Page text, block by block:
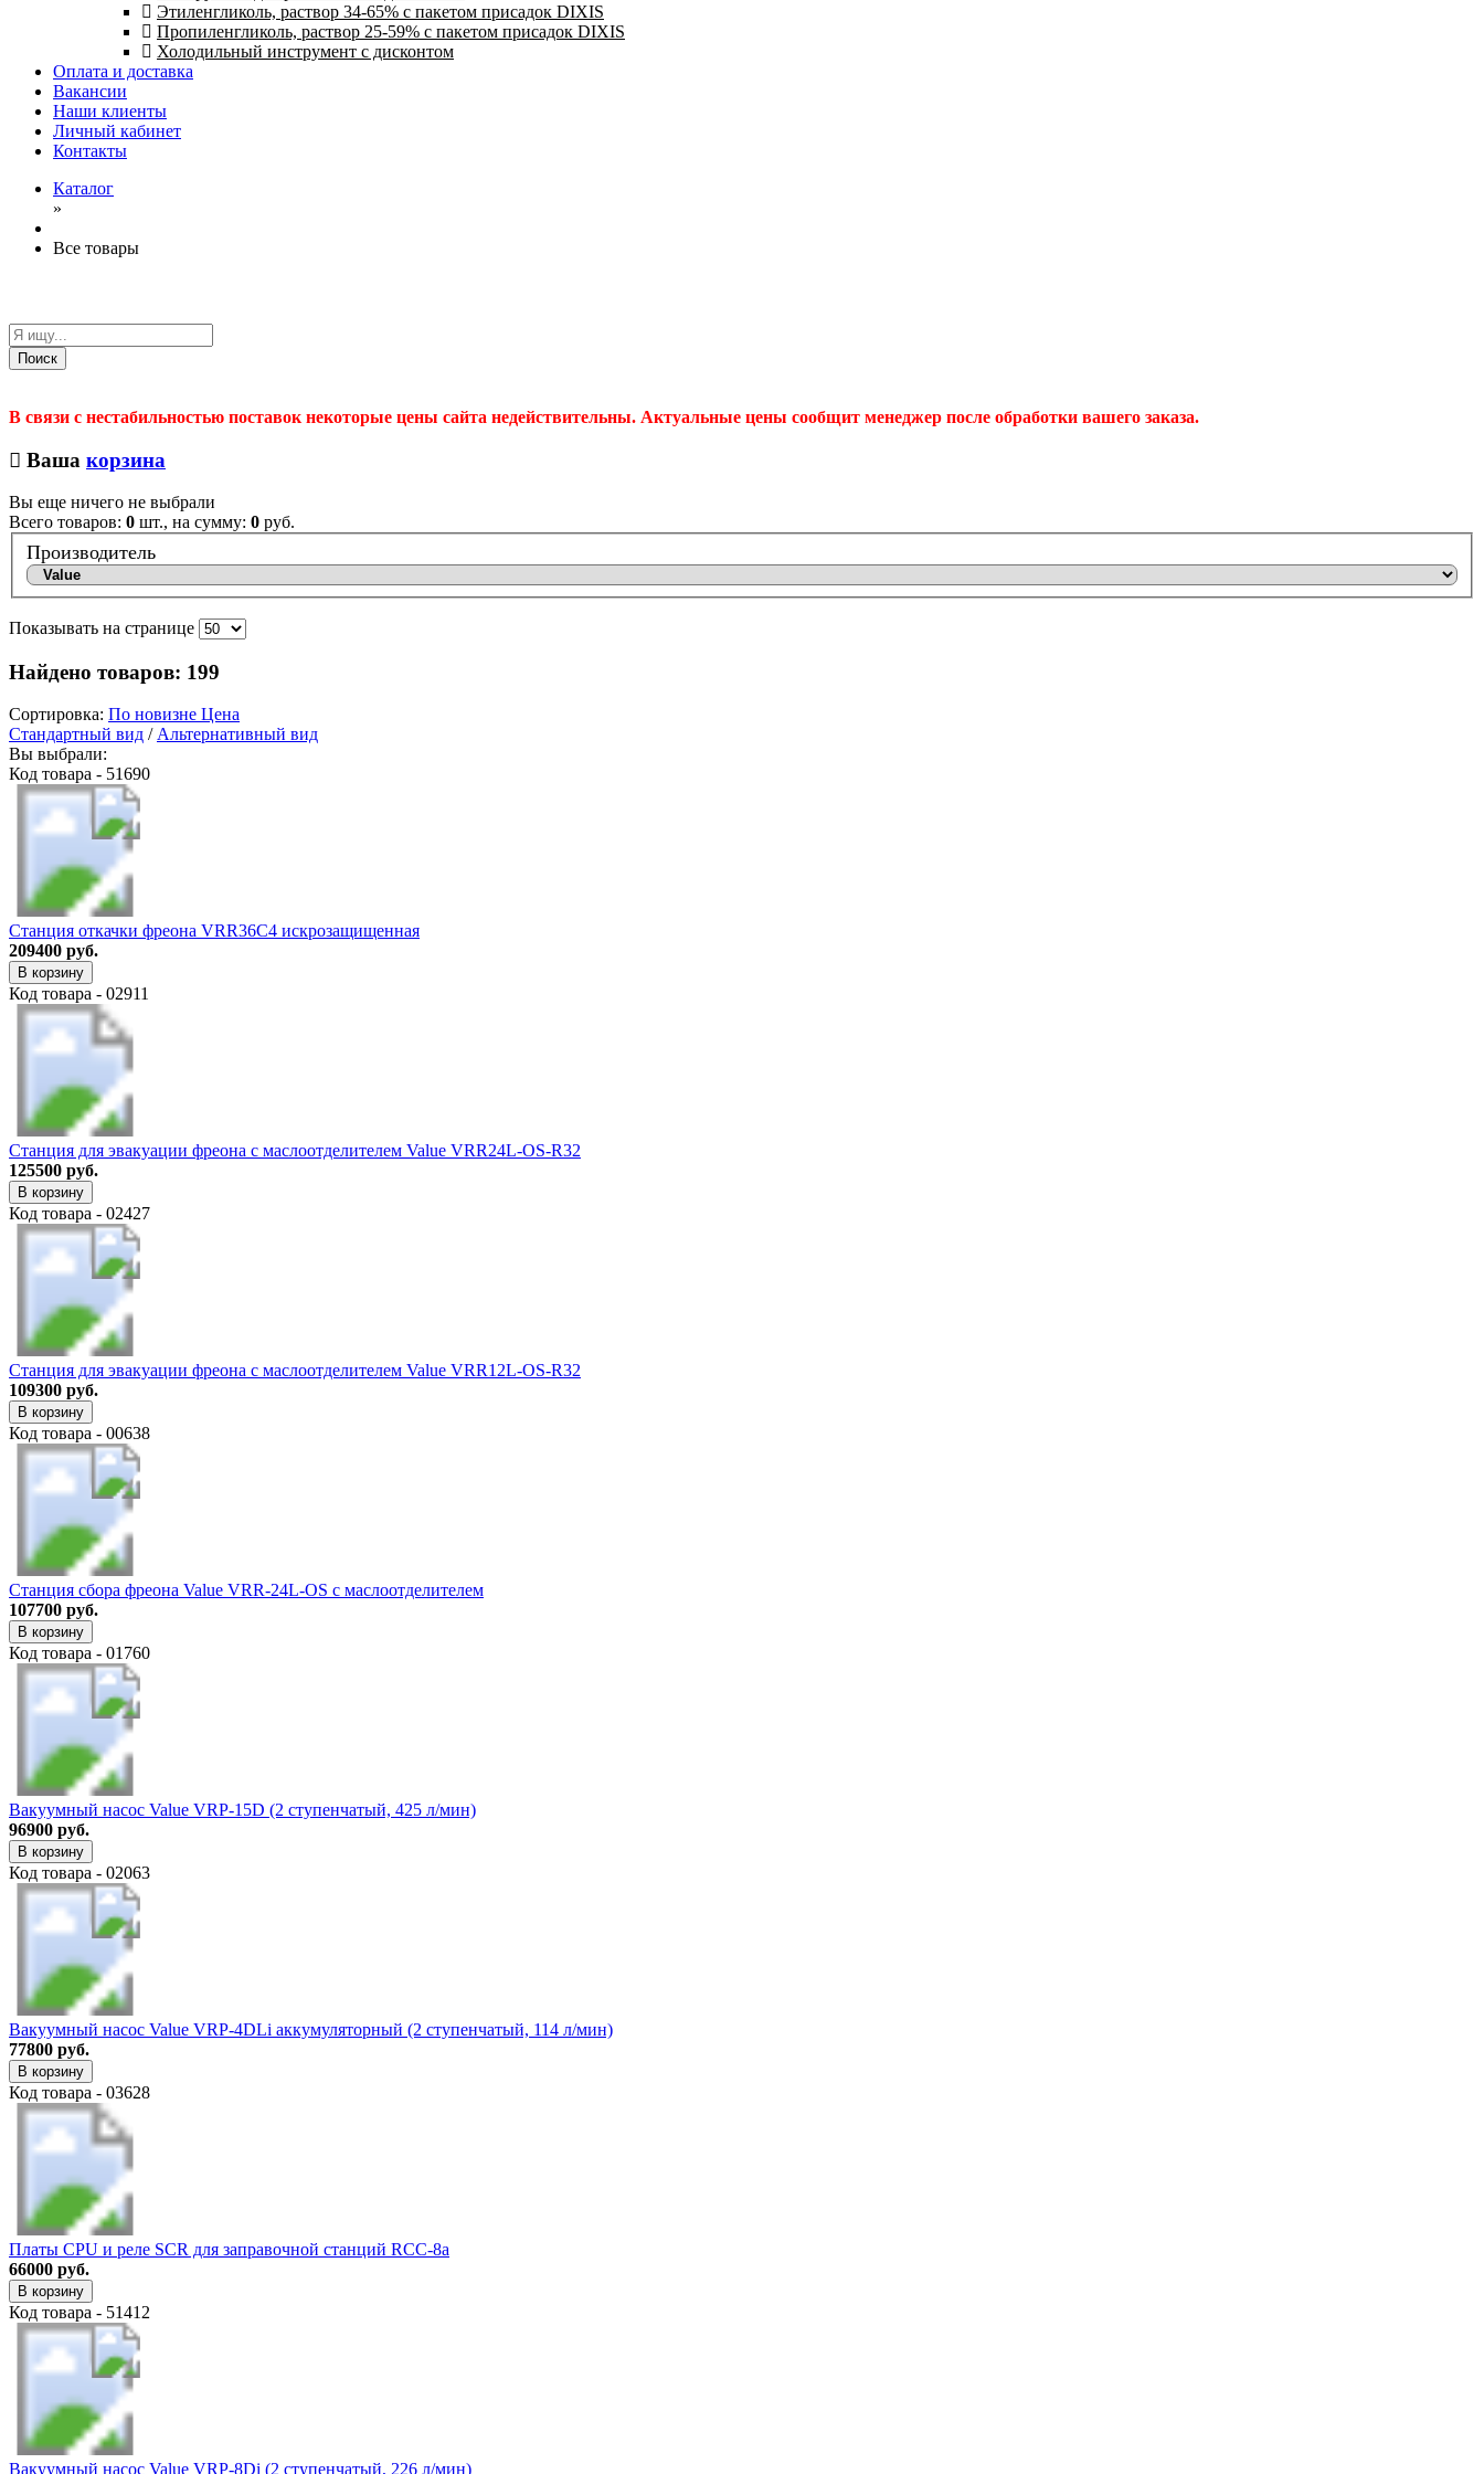
Этиленгликоль, раствор 34-65% с пакетом присадок DIXIS
Пропиленгликоль, раствор 25-59% с пакетом присадок DIXIS
Холодильный инструмент с дисконтом
Оплата и доставка
Вакансии
Наши клиенты
Личный кабинет
Контакты
Каталог
»
Все товары
Поиск
В связи с нестабильностью поставок некоторые цены сайта недействительны. Актуальные цены сообщит менеджер после обработки вашего заказа.
Ваша корзина
Вы еще ничего не выбрали
Всего товаров: 0 шт., на сумму: 0 руб.
Производитель
Показывать на странице
Найдено товаров: 199
Сортировка: По новизне Цена
Стандартный вид /Альтернативный вид
Вы выбрали:
Код товара - 51690
Станция откачки фреона VRR36C4 искрозащищенная
209400 руб.
В корзину
Код товара - 02911
Станция для эвакуации фреона с маслоотделителем Value VRR24L-OS-R32
125500 руб.
В корзину
Код товара - 02427
Станция для эвакуации фреона с маслоотделителем Value VRR12L-OS-R32
109300 руб.
В корзину
Код товара - 00638
Станция сбора фреона Value VRR-24L-OS с маслоотделителем
107700 руб.
В корзину
Код товара - 01760
Вакуумный насос Value VRP-15D (2 ступенчатый, 425 л/мин)
96900 руб.
В корзину
Код товара - 02063
Вакуумный насос Value VRP-4DLi аккумуляторный (2 ступенчатый, 114 л/мин)
77800 руб.
В корзину
Код товара - 03628
Платы CPU и реле SCR для заправочной станций RCC-8a
66000 руб.
В корзину
Код товара - 51412
Вакуумный насос Value VRP-8Di (2 ступенчатый, 226 л/мин)